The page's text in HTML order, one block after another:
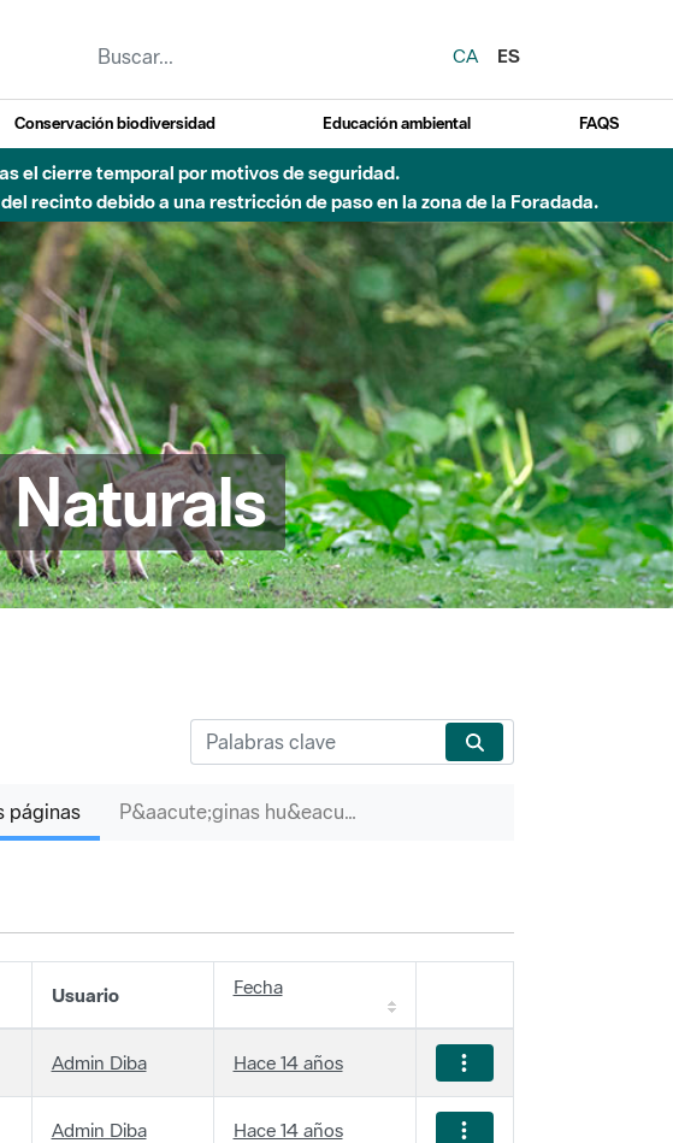
CA
ES
Conservación biodiversidad Educación ambiental FAQS
el cierre temporal por motivos de seguridad.
recinto debido a una restricción de paso en la zona de la Foradada.
páginas P&aacute;ginas hu&eacute;rfanas
Usuario Fecha
Admin Diba Hace 14 años
Admin Diba Hace 14 años